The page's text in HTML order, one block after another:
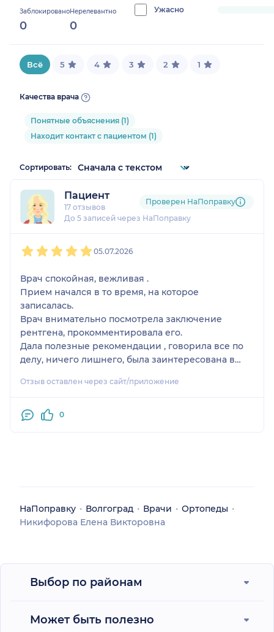
Заблокировано
0
Нерелевантно
0
0%
Ужасно
progress:
Всё 5 4 3 2 1
Качества врача
Понятные объяснения (1)
Находит контакт с пациентом (1)
Сортировать:
Пациент
17 отзывов
До 5 записей через НаПоправку
Проверен НаПоправку
05.07.2026
Врач спокойная, вежливая .
Прием начался в то время, на которое
записалась.
Врач внимательно посмотрела заключение
рентгена, прокомментировала его.
Дала полезные рекомендации , говорила все по
делу, ничего лишнего, была заинтересована в
физиотерапевту ,чтобы он предложил возможные
запишет на занятия лечебной физкультурой.
Отзыв оставлен через сайт/приложение
0
НаПоправку Волгоград Врачи
Ортопеды
Никифорова Елена Викторовна
Выбор по районам
Может быть полезно